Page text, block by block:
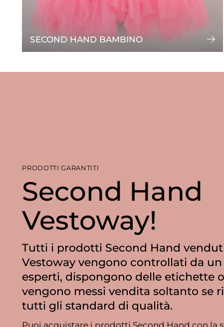
SECOND HAND BAMBINO
PRODOTTI GARANTITI
Second Hand
Vestoway!
Tutti i prodotti Second Hand
Vestoway vengono controllati da
esperti, dispongono delle etichette
vengono messi vendita soltanto se
tutti gli standard di qualità.
Puoi acquistare i prodotti Second Hand con la